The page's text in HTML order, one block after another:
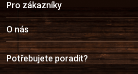
a
t
í
Pro zákazníky
O nás
Potřebujete poradit?